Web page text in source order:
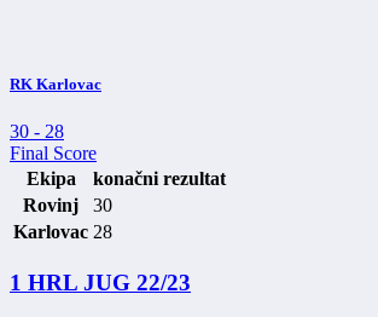
RK Karlovac
30 - 28
Final Score
Ekipa
konačni rezultat
Rovinj
30
Karlovac 28
1 HRL JUG 22/23